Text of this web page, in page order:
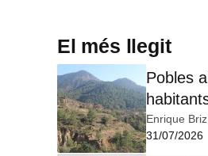
El més llegit
Pobles
Enrique
31/07/2026